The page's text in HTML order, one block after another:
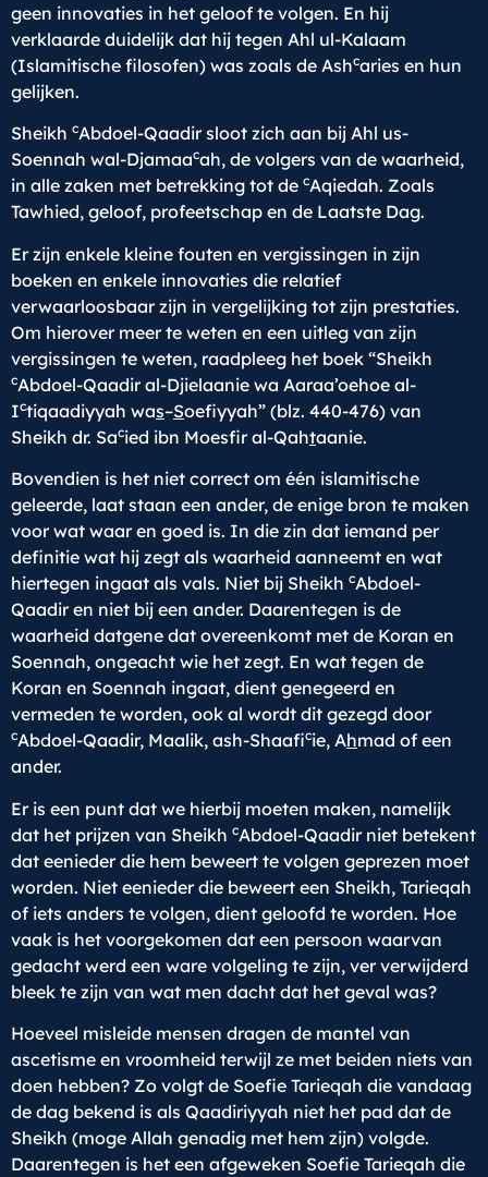
geen innovaties in het geloof te volgen. En hij
verklaarde duidelijk dat hij tegen Ahl ul-Kalaam
(Islamitische filosofen) was zoals de Ashcaries en hun
gelijken.
Sheikh cAbdoel-Qaadir sloot zich aan bij Ahl us-
Soennah wal-Djamaacah, de volgers van de waarheid,
in alle zaken met betrekking tot de cAqiedah. Zoals
Tawhied, geloof, profeetschap en de Laatste Dag.
Er zijn enkele kleine fouten en vergissingen in zijn
boeken en enkele innovaties die relatief
verwaarloosbaar zijn in vergelijking tot zijn prestaties.
Om hierover meer te weten en een uitleg van zijn
vergissingen te weten, raadpleeg het boek “Sheikh
cAbdoel-Qaadir al-Djielaanie wa Aaraa’oehoe al-
Ictiqaadiyyah was–Soefiyyah” (blz. 440-476) van
Sheikh dr. Sacied ibn Moesfir al-Qahtaanie.
Bovendien is het niet correct om één islamitische
geleerde, laat staan een ander, de enige bron te maken
voor wat waar en goed is. In die zin dat iemand per
definitie wat hij zegt als waarheid aanneemt en wat
hiertegen ingaat als vals. Niet bij Sheikh cAbdoel-
Qaadir en niet bij een ander. Daarentegen is de
waarheid datgene dat overeenkomt met de Koran en
Soennah, ongeacht wie het zegt. En wat tegen de
Koran en Soennah ingaat, dient genegeerd en
vermeden te worden, ook al wordt dit gezegd door
cAbdoel-Qaadir, Maalik, ash-Shaaficie, Ahmad of een
ander.
Er is een punt dat we hierbij moeten maken, namelijk
dat het prijzen van Sheikh cAbdoel-Qaadir niet betekent
dat eenieder die hem beweert te volgen geprezen moet
worden. Niet eenieder die beweert een Sheikh, Tarieqah
of iets anders te volgen, dient geloofd te worden. Hoe
vaak is het voorgekomen dat een persoon waarvan
gedacht werd een ware volgeling te zijn, ver verwijderd
bleek te zijn van wat men dacht dat het geval was?
Hoeveel misleide mensen dragen de mantel van
ascetisme en vroomheid terwijl ze met beiden niets van
doen hebben? Zo volgt de Soefie Tarieqah die vandaag
de dag bekend is als Qaadiriyyah niet het pad dat de
Sheikh (moge Allah genadig met hem zijn) volgde.
Daarentegen is het een afgeweken Soefie Tarieqah die